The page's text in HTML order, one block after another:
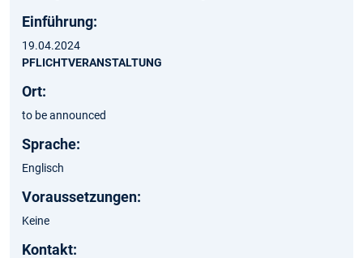
Einführung:
19.04.2024
PFLICHTVERANSTALTUNG
Ort:
to be announced
Sprache:
Englisch
Voraussetzungen:
Keine
Kontakt: